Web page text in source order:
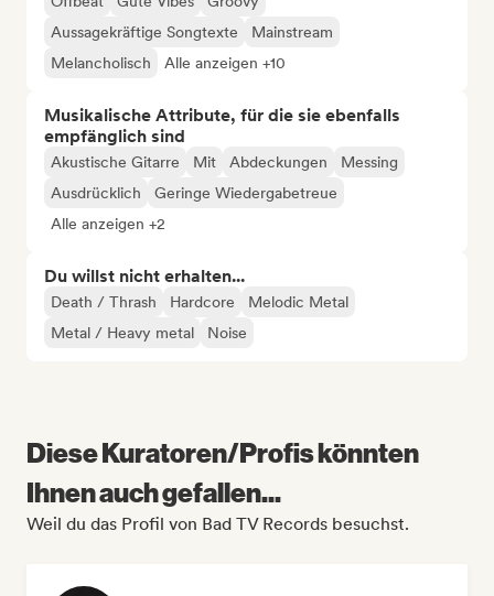
Aussagekräftige Songtexte
Mainstream
Melancholisch
Alle anzeigen +10
Musikalische Attribute, für die sie ebenfalls
empfänglich sind
Akustische Gitarre Mit Abdeckungen
Messing
Ausdrücklich
Geringe Wiedergabetreue
Alle anzeigen +2
Du willst nicht erhalten...
Death / Thrash Hardcore
Melodic Metal
Metal / Heavy metal
Noise
Diese Kuratoren/Profis könnten
Ihnen auch gefallen...
Weil du das Profil von Bad TV Records besuchst.